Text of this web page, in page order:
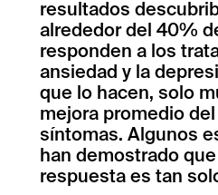
resultados
alrededor del 40%
responden a los
ansiedad y la
que lo hacen, solo
mejora promedio
síntomas. Algunos
han demostrado
respuesta es tan